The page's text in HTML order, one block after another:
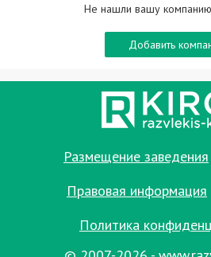
Не нашли вашу компанию
Добавить
Размещение заведения
Правовая информация
Политика